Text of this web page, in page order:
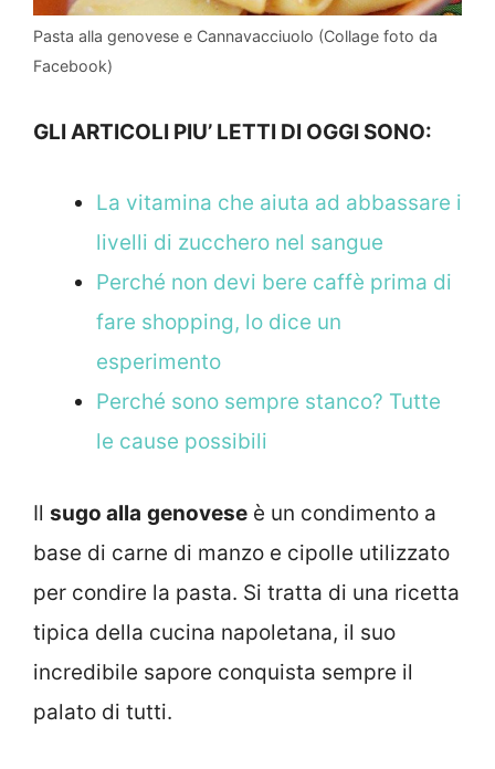
Pasta alla genovese e Cannavacciuolo (Collage foto da
Facebook)
GLI ARTICOLI PIU’ LETTI DI OGGI SONO:
La vitamina che aiuta ad abbassare i
livelli di zucchero nel sangue
Perché non devi bere caffè prima di
fare shopping, lo dice un
esperimento
Perché sono sempre stanco? Tutte
le cause possibili
Il sugo alla genovese è un condimento a
base di carne di manzo e cipolle utilizzato
per condire la pasta. Si tratta di una ricetta
tipica della cucina napoletana, il suo
incredibile sapore conquista sempre il
palato di tutti.